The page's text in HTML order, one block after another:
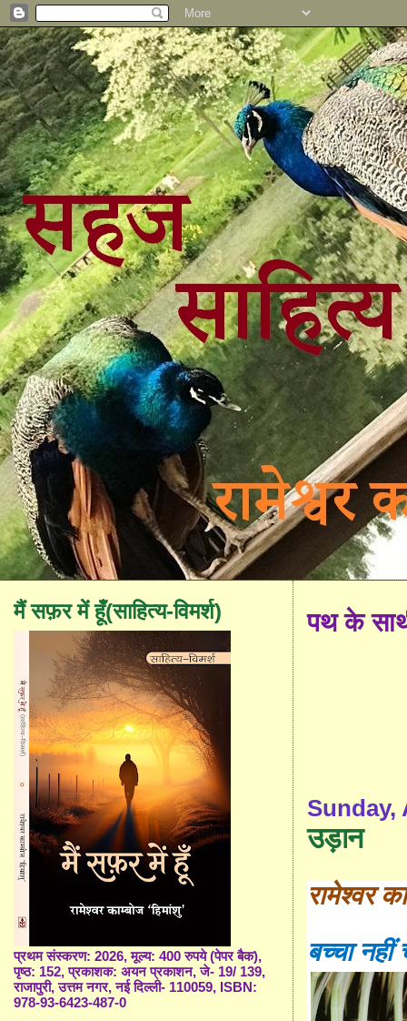
पथ के
Sunday,
उड़ान
रामेश्वर
बच्चा नहीं
मैं सफ़र में हूँ(साहित्य-विमर्श)
प्रथम संस्करण: 2026, मूल्य: 400 रुपये (पेपर बैक),
पृष्ठ: 152, प्रकाशक: अयन प्रकाशन, जे- 19/ 139,
राजापुरी, उत्तम नगर, नई दिल्ली- 110059, ISBN:
978-93-6423-487-0